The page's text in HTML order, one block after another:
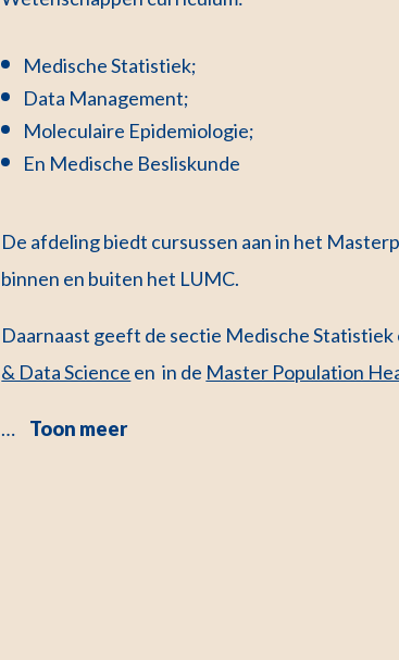
Medische Statistiek;
Data Management;
Moleculaire Epidemiologie;
En Medische Besliskunde
De afdeling biedt cursussen aan in het
binnen en buiten het LUMC.
Daarnaast geeft de sectie Medische Statistiek
& Data Science en in de Master Population
… Toon meer